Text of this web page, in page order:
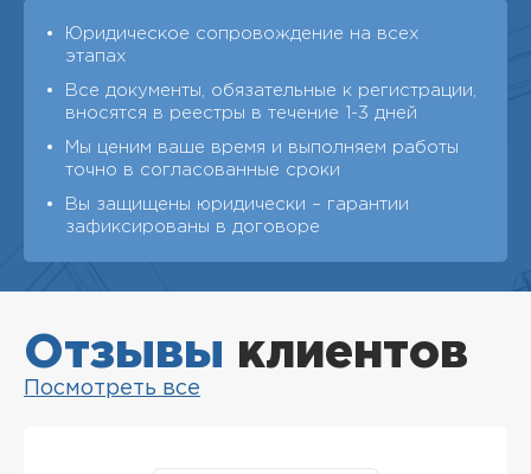
Юридическое сопровождение на всех
этапах
Все документы, обязательные к регистрации,
вносятся в реестры в течение 1-3 дней
Мы ценим ваше время и выполняем работы
точно в согласованные сроки
Вы защищены юридически – гарантии
зафиксированы в договоре
Отзывы клиентов
Посмотреть все